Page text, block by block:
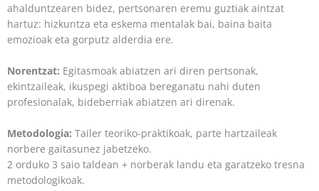
ahalduntzearen bidez, pertsonaren eremu guztiak aintzat
hartuz: hizkuntza eta eskema mentalak bai, baina baita
emozioak eta gorputz alderdia ere.
Norentzat: Egitasmoak abiatzen ari diren pertsonak,
ekintzaileak, ikuspegi aktiboa bereganatu nahi duten
profesionalak, bideberriak abiatzen ari direnak.
Metodologia: Tailer teoriko-praktikoak, parte hartzaileak
norbere gaitasunez jabetzeko.
2 orduko 3 saio taldean + norberak landu eta garatzeko tresna
metodologikoak.